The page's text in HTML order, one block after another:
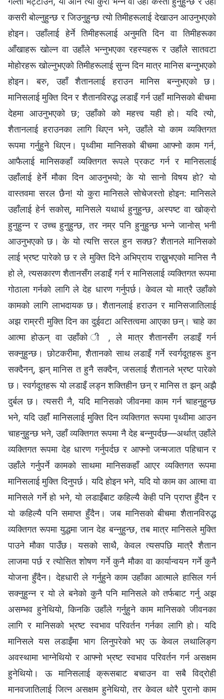
कसरी बोल्नुहुन्छ र जिउनुहुन्छ त्यो तिमीहरूलाई देखाउन आउनुभएको
होइन। उहाँलाई हेर्ने तिमीहरूलाई अनुमति दिन वा तिमीहरूका
आँखाहरू खोल्न वा उहाँले भन्नुभएका रहस्यहरू र उहाँले सातवटा
मोहोरहरू खोल्नुभएको तिमीहरूलाई सुन्न दिन मात्र मानिस बन्नुभएको
होइन। बरु, उहाँ शैतानलाई हराउन मानिस बन्नुभएको छ।
मानिसलाई मुक्ति दिन र शैतानविरुद्ध लडाइँ गर्न उहाँ मानिसको बीचमा
देहमा आउनुभएको छ; उहाँको को महत्त्व यही हो। यदि त्यो,
शैतानलाई हराउनका लागि थिएन भने, उहाँले यो काम व्यक्तिगत
रूपमा गर्नुहुने थिएन। पृथ्वीमा मानिसको बीचमा आफ्नो काम गर्न,
आफैलाई मानिसकहाँ व्यक्तिगत रूपले प्रकट गर्न र मानिसलाई
उहाँलाई हेर्ने मौका दिन आउनुभयो; के यो सानो विषय हो? यो
वास्तवमा सरल छैन! यो कुरा मानिसले सोचेजस्तो होइन: मानिसले
उहाँलाई हेर्न सकोस्, मानिसले यथार्थ हुनुहुन्छ, अस्पष्ट वा खोक्रो
हुनुहुन्न र उच्च हुनुहुन्छ, तर नम्र पनि हुनुहुन्छ भन्ने जानोस् भनी
आउनुभएको छ। के यो त्यत्ति सरल हुन सक्छ? शैतानले मानिसको
लाई भ्रष्ट पारेको छ र ले मुक्ति दिने अभिप्राय राख्नुभएको मानिस नै
हो ले, त्यसकारण शैतानसँग लडाइँ गर्न र मानिसलाई व्यक्तिगत रूपमा
गोठाला गर्नको लागि ले देह धारण गर्नुपर्छ। केवल यो मात्रै उहाँको
कामको लागि लाभदायक छ। शैतानलाई हराउन र मानिसजातिलाई
अझ राम्ररी मुक्ति दिन का दुईवटा अस्तित्वमा आएका छन्। चाहे का
आत्मा होऊन् वा उहाँको ी , ले मात्र शैतानसँग लडाइँ गर्न
सक्नुहुन्छ। छोटकरीमा, शैतानको साथ लडाइँ गर्ने स्वर्गदूतहरू हुन
सक्दैनन्, झन् मानिस त हुनै सक्दैन, जसलाई शैतानले भ्रष्ट पारेको
छ। स्वर्गदूतहरू यो लडाइँ लड्न शक्तिहीन छन् र मानिस त झन् अझै
दुर्बल छ। त्यसरी नै, यदि मानिसको जीवनमा काम गर्न चाहनुहुन्छ
भने, यदि उहाँ मानिसलाई मुक्ति दिन व्यक्तिगत रूपमा पृथ्वीमा आउन
चाहनुहुन्छ भने, उहाँ व्यक्तिगत रूपमा नै देह बन्नुपर्दछ—अर्थात् उहाँले
व्यक्तिगत रूपमा देह धारण गर्नुपर्दछ र आफ्नो जन्मजात पहिचान र
उहाँले गर्नुपर्ने कामको साथमा मानिसकहाँ आएर व्यक्तिगत रूपमा
मानिसलाई मुक्ति दिनुपर्छ। यदि होइन भने, यदि यो काम का आत्मा वा
मानिसले गर्ने हो भने, यो लडाइँबाट कहिल्यै केही पनि प्राप्त हुँदैन र
यो कहिल्यै पनि समाप्त हुँदैन। जब मानिसको बीचमा शैतानविरुद्ध
व्यक्तिगत रूपमा युद्धमा जान देह बन्नुहुन्छ, तब मात्र मानिसले मुक्ति
पाउने मौका पाउँछ। यसको साथै, केवल त्यसपछि मात्रै शैतान
लाजमा पर्छ र त्योसित शोषण गर्ने कुनै मौका वा कार्यान्वयन गर्ने कुनै
योजना हुँदैन। देहधारी ले गर्नुहुने काम उहाँका आत्माले हासिल गर्न
सक्नुहुन्न र यो ले बनेको कुनै पनि मानिसले को तर्फबाट गर्नु अझ
असम्भव हुनेथियो, किनकि उहाँले गर्नुहुने काम मानिसको जीवनका
लागि र मानिसको भ्रष्ट स्वभाव परिवर्तन गर्नका लागि हो। यदि
मानिसले यस लडाइँमा भाग लिनुपरेको भए ऊ केवल लथालिङ्ग
अवस्थामा भाग्नेथियो र आफ्नो भ्रष्ट स्वभाव परिवर्तन गर्न असक्षम
हुनेथियो। ऊ मानिसलाई क्रूसबाट बचाउन वा सबै विद्रोही
मानवजातिलाई जित्न असक्षम हुनेथियो, तर केवल थोरै पुरानो काम